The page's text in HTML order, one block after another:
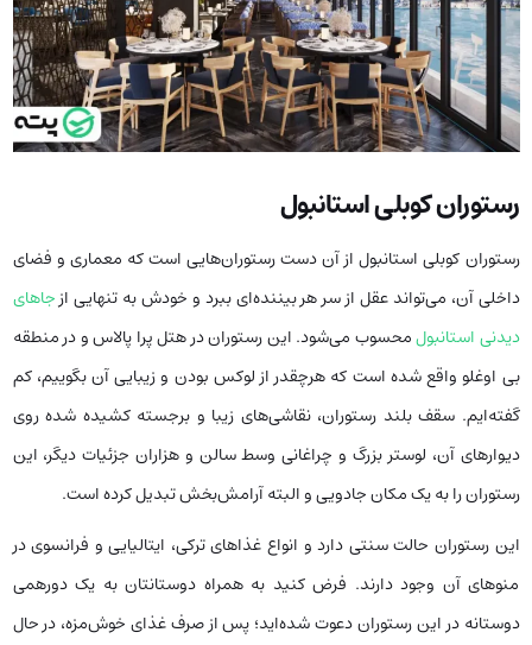
رستوران کوبلی استانبول
رستوران کوبلی استانبول از آن دست رستوران‌هایی است که معماری و فضای
داخلی آن، می‌تواند عقل از سر هر بیننده‌‌ای ببرد و خودش به تنهایی ازجاهای
دیدنی استانبولمحسوب می‌شود. این رستوران در هتل پرا پالاس و در منطقه
بی اوغلو واقع شده است‌ که‌ هرچقدر از لوکس بودن و زیبایی آن بگوییم، کم
گفته‌ایم. سقف بلند رستوران، نقاشی‌های زیبا و برجسته کشیده شده روی
دیوارهای آن، لوستر بزرگ و چراغانی وسط سالن و هزاران جزئیات دیگر، این
رستوران را به یک مکان جادویی و البته آرامش‌بخش تبدیل کرده است.
این رستوران حالت سنتی دارد و انواع غذاهای ترکی، ایتالیایی و فرانسوی در
منوهای آن وجود دارند. فرض کنید به همراه دوستانتان به یک دورهمی
دوستانه در این رستوران دعوت شده‌اید؛ پس از صرف غذای خوش‌مزه، در حال